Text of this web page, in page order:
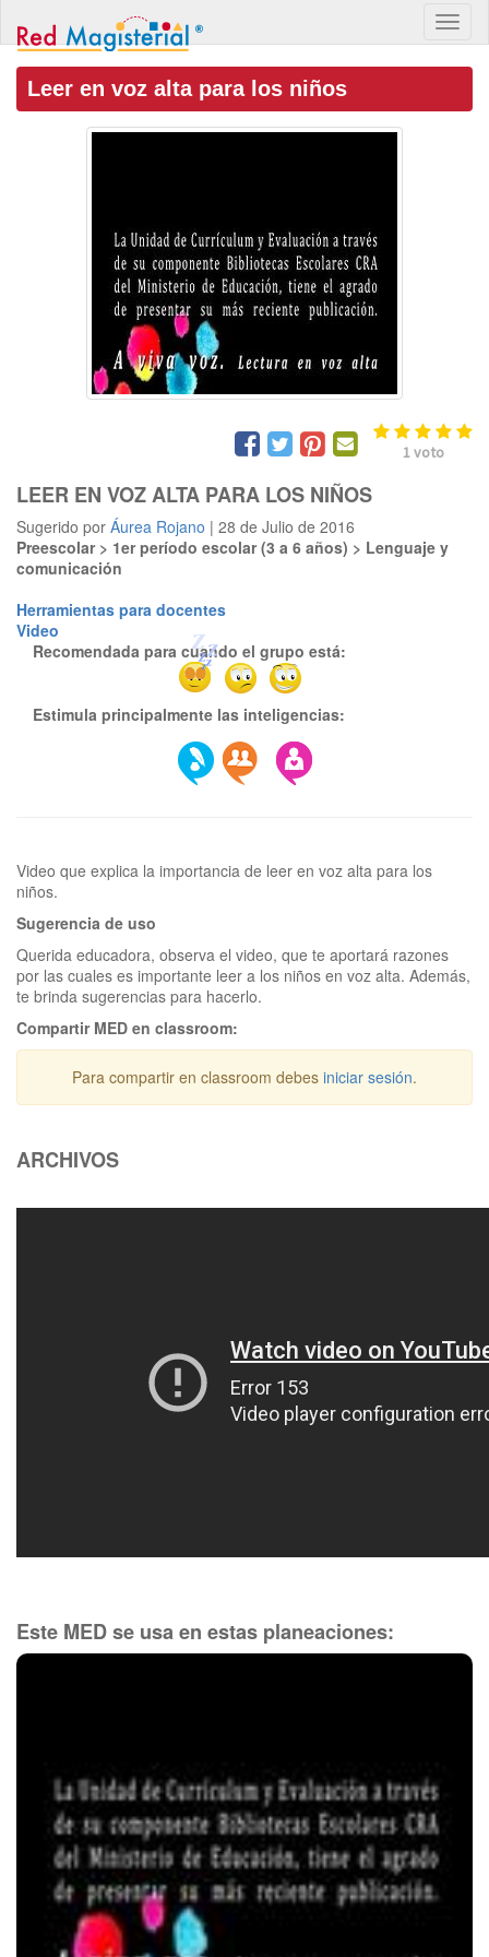
Leer en voz alta para los niños
1voto
LEER EN VOZ ALTA PARA LOS NIÑOS
Sugerido por Áurea Rojano | 28 de Julio de 2016
Preescolar > 1er período escolar (3 a 6 años) > Lenguaje y
comunicación
Herramientas para docentes
Video
Recomendada para cuando el grupo está:
Estimula principalmente las inteligencias:
Video que explica la importancia de leer en voz alta para los
Sugerencia de uso
Querida educadora, observa el video, que te aportará razones
por las cuales es importante leer a los niños en voz alta. Además,
te brinda sugerencias para hacerlo.
Compartir MED en classroom:
Para compartir en classroom debes iniciar sesión.
ARCHIVOS
Este MED se usa en estas planeaciones: